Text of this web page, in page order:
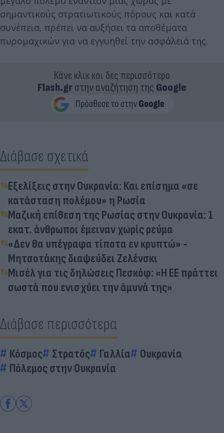
σημαντικούς στρατιωτικούς πόρους και κατά
συνέπεια, πρέπει να αυξήσει τα αποθέματα
πυρομαχικών για να εγγυηθεί την ασφάλειά της.
Κάνε κλικ και δες περισσότερο
Flash.grστην αναζήτηση της Google
Διάβασε σχετικά
Εξελίξεις στην Ουκρανία: Και επίσημα «σε
κατάσταση πολέμου» η Ρωσία
Μαζική επίθεση της Ρωσίας στην Ουκρανία: 1
εκατ. άνθρωποι έμειναν χωρίς ρεύμα
«Δεν θα υπέγραφα τίποτα εν κρυπτώ» -
Μητσοτάκης διαψεύδει Ζελένσκι
Μισέλ για τις δηλώσεις Πεσκόφ: «Η ΕΕ πράττει
σωστά που ενισχύει την άμυνά της»
Διάβασε περισσότερα
Κόσμος Στρατός Γαλλία
Ουκρανία
Πόλεμος στην Ουκρανία